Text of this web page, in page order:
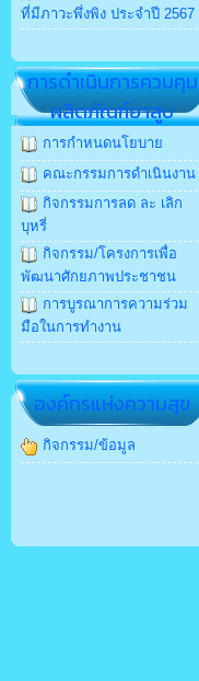
ที่มีภาวะพึ่งพิง ประจำปี 2567
การดำเนินการควบคุม
ผลิตภัณฑ์ยาสูบ
การกำหนดนโยบาย
คณะกรรมการดำเนินงาน
กิจกรรมการลด ละ เลิก
บุหรี่
กิจกรรม/โครงการเพื่อ
พัฒนาศักยภาพประชาชน
การบูรณาการความร่วม
มือในการทำงาน
องค์กรแห่งความสุข
กิจกรรม/ข้อมูล